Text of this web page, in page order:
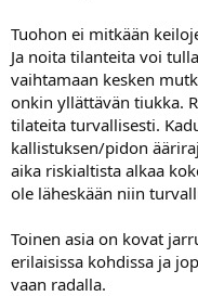
taitavat käyttää -
hidastetussa filmissä.
nopeuden lisäyksellä
Rata-ajossa ajatus kun
myöhäiseen kunkin
mopo vielä mutkaan
sovellusta olemassa kuin
maahan
hankalaa. Ja jos puhutaan
väistörata sen sijaan
kaupunkiliikenteestä ja
monella ratapäivällä näitä
Tuohon ei mitkään
Ja noita tilanteita voi
vaihtamaan kesken
onkin yllättävän tiukka.
tilateita turvallisesti.
kallistuksen/pidon
aika riskialtista alkaa
ole läheskään niin
Toinen asia on kovat
erilaisissa kohdissa ja
vaan radalla.